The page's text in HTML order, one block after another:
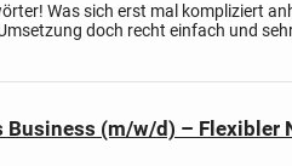
Was sich erst mal kompliziert
doch recht einfach und
mit...
Business (m/w/d) – Flexibler